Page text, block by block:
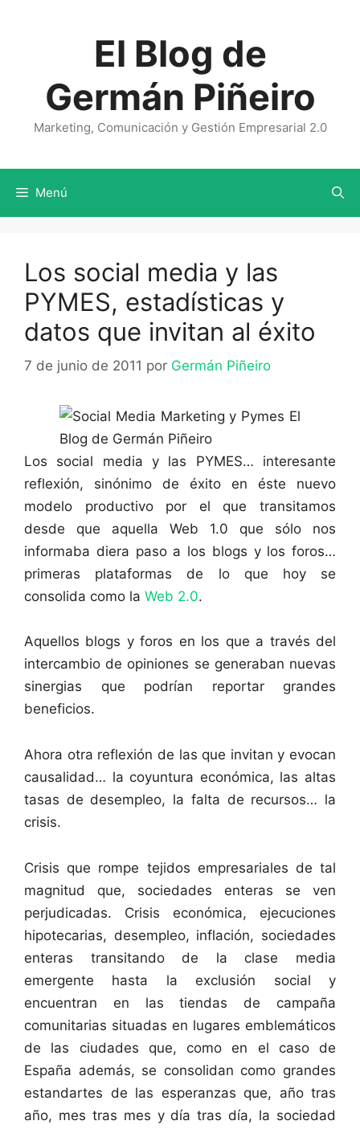
El Blog de
Germán Piñeiro
Marketing, Comunicación y Gestión Empresarial 2.0
Menú
Los social media y las
PYMES, estadísticas y
datos que invitan al éxito
7 de junio de 2011 por Germán Piñeiro
Los social media y las PYMES… interesante
reflexión, sinónimo de éxito en éste nuevo
modelo productivo por el que transitamos
desde que aquella Web 1.0 que sólo nos
informaba diera paso a los blogs y los foros…
primeras plataformas de lo que hoy se
consolida como la Web 2.0.
Aquellos blogs y foros en los que a través del
intercambio de opiniones se generaban nuevas
sinergias que podrían reportar grandes
beneficios.
Ahora otra reflexión de las que invitan y evocan
causalidad… la coyuntura económica, las altas
tasas de desempleo, la falta de recursos… la
crisis.
Crisis que rompe tejidos empresariales de tal
magnitud que, sociedades enteras se ven
perjudicadas. Crisis económica, ejecuciones
hipotecarias, desempleo, inflación, sociedades
enteras transitando de la clase media
emergente hasta la exclusión social y
encuentran en las tiendas de campaña
comunitarias situadas en lugares emblemáticos
de las ciudades que, como en el caso de
España además, se consolidan como grandes
estandartes de las esperanzas que, año tras
año, mes tras mes y día tras día, la sociedad